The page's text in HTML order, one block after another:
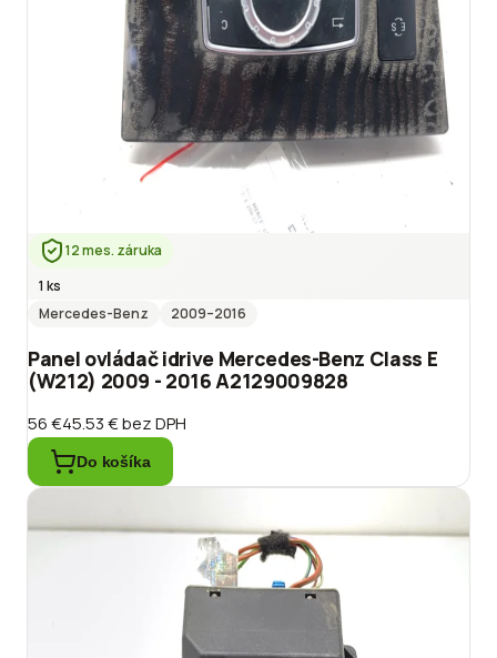
12 mes. záruka
1 ks
Mercedes-Benz
2009–2016
Panel ovládač idrive Mercedes-Benz Class E
(W212) 2009 - 2016 A2129009828
56 €45.53 €bez DPH
Do košíka